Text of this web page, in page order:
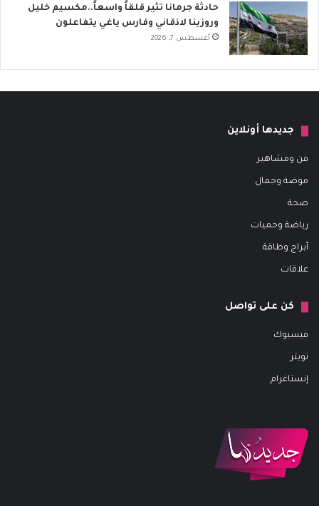
حادثة جرمانا تثير قلقاً واسعاً..مكسيم خليل
وروزينا لاذقاني وفارس ياغي يتفاعلون
أغسطس 7, 2026
جديدها أونلاين
فن ومشاهير
موضة وجمال
صحة
رياضة وحميات
أبراج وطاقة
علاقات
كن على تواصل
فيسبوك
تويتر
إنستاغرام